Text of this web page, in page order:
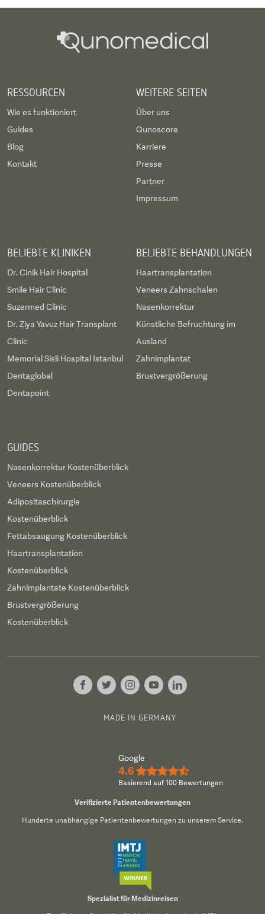
RESSOURCEN
Wie es funktioniert
Guides
Blog
Kontakt
WEITERE SEITEN
Über uns
Qunoscore
Karriere
Presse
Partner
Impressum
BELIEBTE KLINIKEN
Dr. Cinik Hair Hospital
Smile Hair Clinic
Suzermed Clinic
Dr. Ziya Yavuz Hair Transplant
Clinic
Memorial Sisli Hospital Istanbul
Dentaglobal
Dentapoint
BELIEBTE BEHANDLUNGEN
Haartransplantation
Veneers Zahnschalen
Nasenkorrektur
Künstliche Befruchtung im
Ausland
Zahnimplantat
Brustvergrößerung
GUIDES
Nasenkorrektur Kostenüberblick
Veneers Kostenüberblick
Adipositaschirurgie
Kostenüberblick
Fettabsaugung Kostenüberblick
Haartransplantation
Kostenüberblick
Zahnimplantate Kostenüberblick
Brustvergrößerung
Kostenüberblick
MADE IN GERMANY
Google
4.6 ★★★★½
Basierend auf 100 Bewertungen
Verifizierte Patientenbewertungen
Hunderte unabhängige Patientenbewertungen zu unserem Service.
Spezialist für Medizinreisen